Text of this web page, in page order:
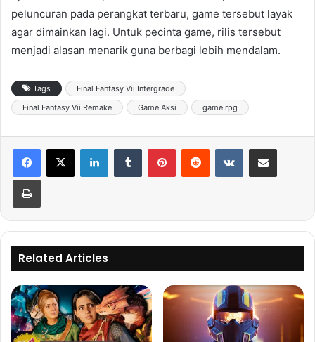
peluncuran pada perangkat terbaru, game tersebut layak
agar dimainkan lagi. Untuk pecinta game, rilis tersebut
menjadi alasan menarik guna berbagi lebih mendalam.
Tags
Final Fantasy Vii Intergrade
Final Fantasy Vii Remake
Game Aksi game rpg
Related Articles